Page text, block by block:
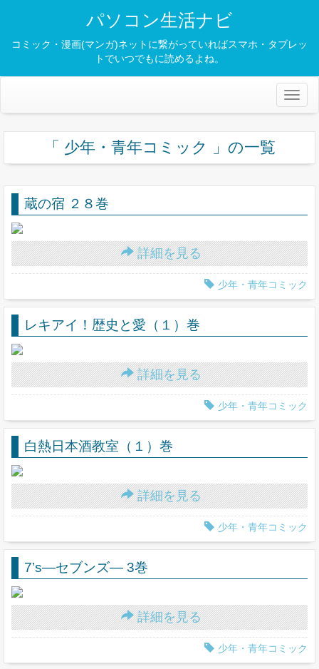
パソコン生活ナビ
コミック・漫画(マンガ)ネットに繋がっていればスマホ・タブレッ
トでいつでもに読めるよね。
「 少年・青年コミック 」の一覧
蔵の宿 ２８巻
詳細を見る
少年・青年コミック
レキアイ！歴史と愛（１）巻
詳細を見る
少年・青年コミック
白熱日本酒教室（１）巻
詳細を見る
少年・青年コミック
7’s―セブンズ― 3巻
詳細を見る
少年・青年コミック